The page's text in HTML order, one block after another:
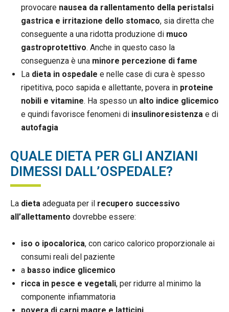
provocare nausea da rallentamento della peristalsi
gastrica e irritazione dello stomaco, sia diretta che
conseguente a una ridotta produzione di muco
gastroprotettivo. Anche in questo caso la
conseguenza è una minore percezione di fame
La dieta in ospedale e nelle case di cura è spesso
ripetitiva, poco sapida e allettante, povera in proteine
nobili e vitamine. Ha spesso un alto indice glicemico
e quindi favorisce fenomeni di insulinoresistenza e di
autofagia
QUALE DIETA PER GLI ANZIANI
DIMESSI DALL’OSPEDALE?
La dieta adeguata per il recupero successivo
all’allettamento dovrebbe essere:
iso o ipocalorica, con carico calorico proporzionale ai
consumi reali del paziente
a basso indice glicemico
ricca in pesce e vegetali, per ridurre al minimo la
componente infiammatoria
povera di carni magre e latticini